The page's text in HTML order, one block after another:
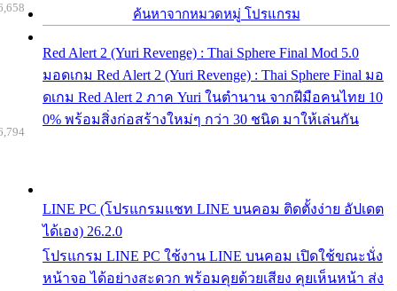
ค้นหาจากหมวดหมู่ โปรแกรม
Red Alert 2 (Yuri Revenge) : Thai Sphere Final Mod 5.0
มอดเกม Red Alert 2 (Yuri Revenge) : Thai Sphere Final มอ
ดเกม Red Alert 2 ภาค Yuri ในตำนาน จากฝีมือคนไทย 10
0% พร้อมสิ่งก่อสร้างใหม่ๆ กว่า 30 ชนิด มาให้เล่นกัน
LINE PC (โปรแกรมแชท LINE บนคอม ติดตั้งง่าย อัปเดต
ได้เอง) 26.2.0
โปรแกรม LINE PC ใช้งาน LINE บนคอม เปิดใช้ขณะนั่ง
หน้าจอ ได้อย่างสะดวก พร้อมคุยด้วยเสียง คุยเห็นหน้า ส่ง